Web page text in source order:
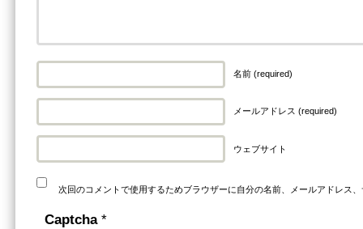
名前 (required)
メールアドレス (required)
ウェブサイト
次回のコメントで使用するためブラウザーに自分の名前、メールアドレス
Captcha *